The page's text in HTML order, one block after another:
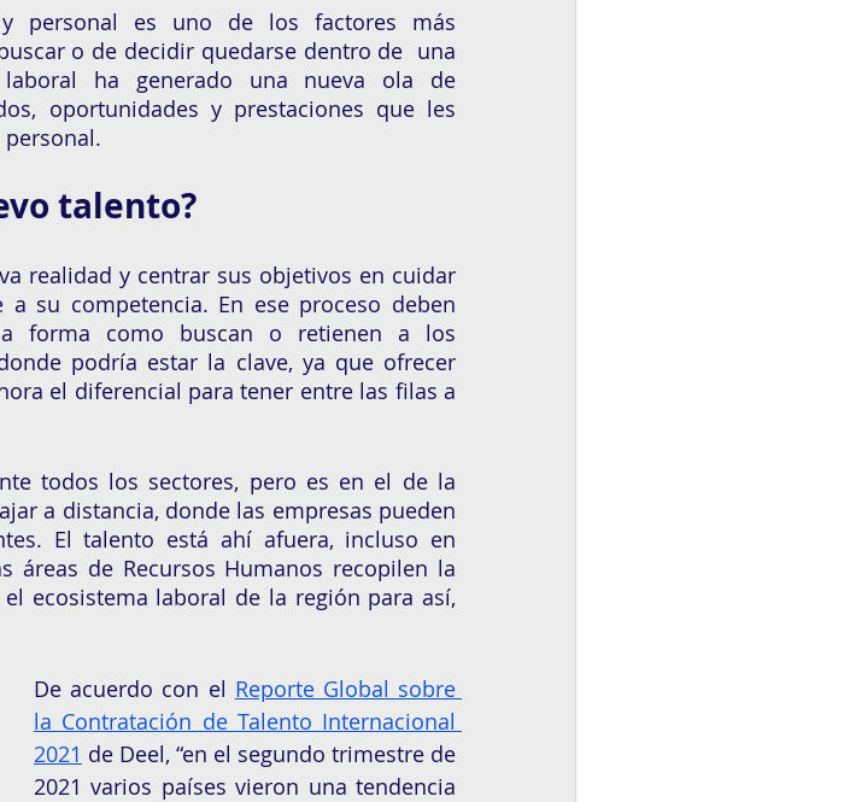
personal es uno de los factores más
o de decidir quedarse dentro de  una
ha generado una nueva ola de
oportunidades y prestaciones que les
talento?
realidad y centrar sus objetivos en cuidar
su competencia. En ese proceso deben
forma como buscan o retienen a los
podría estar la clave, ya que ofrecer
el diferencial para tener entre las filas a
todos los sectores, pero es en el de la
a distancia, donde las empresas pueden
El talento está ahí afuera, incluso en
áreas de Recursos Humanos recopilen la
ecosistema laboral de la región para así,
De acuerdo con el Reporte Global sobre
la Contratación de Talento Internacional
2021 de Deel, “en el segundo trimestre de
2021 varios países vieron una tendencia